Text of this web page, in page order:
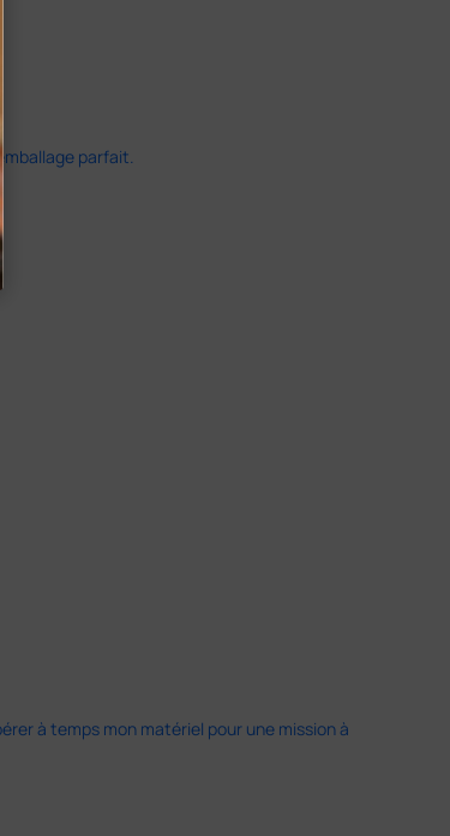
parfait.
à temps mon matériel pour une mission à